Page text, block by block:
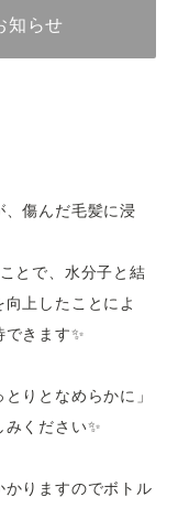
知らせ
、傷んだ毛髪に浸
とで、水分子と結
上したことによ
きます✨
りとなめらかに」
ください✨
りますのでボトル